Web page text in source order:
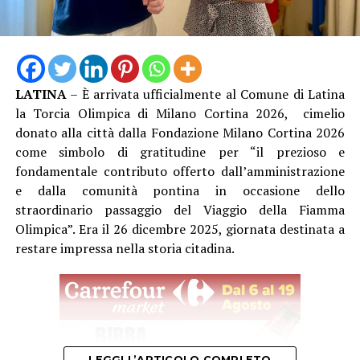
federale di Allenatore, che gli consente di guidare
formazioni d’Eccellenza e squadre senior fino alla Serie
B Nazionale, un ulteriore tassello nel suo percorso di
crescita tecnica.
Una crescita costante che oggi la società sceglie di
mettere nuovamente al servizio del proprio settore
giovanile, con la convinzione che investire nelle persone
significhi investire nel futuro del club.
LATINA– È arrivata ufficialmente al Comune di Latina
la Torcia Olimpica di Milano Cortina 2026, cimelio
donato alla città dalla Fondazione Milano Cortina 2026
come simbolo di gratitudine per “il prezioso e
fondamentale contributo offerto dall’amministrazione
e dalla comunità pontina in occasione dello
straordinario passaggio del Viaggio della Fiamma
Olimpica”. Era il 26 dicembre 2025, giornata destinata a
restare impressa nella storia citadina.